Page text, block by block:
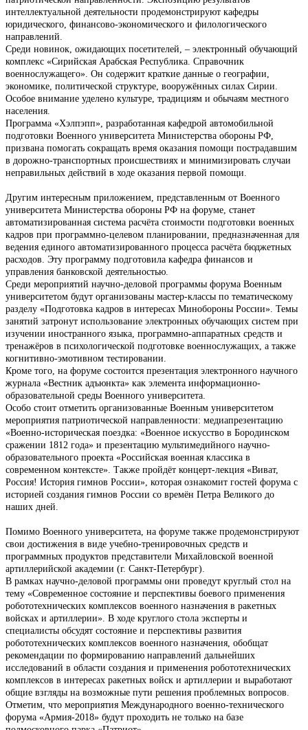
интеллектуальной деятельности продемонстрируют кафедры
юридического, финансово-экономического и филологического
направлений.
Среди новинок, ожидающих посетителей, – электронный обучающий
комплекс «Сирийская Арабская Республика. Справочник
военнослужащего». Он содержит краткие данные о географии,
экономике, политической структуре, вооружённых силах Сирии.
Особое внимание уделено культуре, традициям и обычаям местного
населения.
Программа «Хэлпэпп», разработанная кафедрой автомобильной
подготовки Военного университета Министерства обороны РФ,
призвана помогать сокращать время оказания помощи пострадавшим
в дорожно-транспортных происшествиях и минимизировать случаи
неправильных действий в ходе оказания первой помощи.
Другим интересным приложением, представленным от Военного
университета Министерства обороны РФ на форуме, станет
автоматизированная система расчёта стоимости подготовки военных
кадров при программно-целевом планировании, предназначенная для
ведения единого автоматизированного процесса расчёта бюджетных
расходов. Эту программу подготовила кафедра финансов и
управления банковской деятельностью.
Среди мероприятий научно-деловой программы форума Военным
университетом будут организованы мастер-классы по тематическому
разделу «Подготовка кадров в интересах Минобороны России». Темы
занятий затронут использование электронных обучающих систем при
изучении иностранного языка, программно-аппаратных средств и
тренажёров в психологической подготовке военнослужащих, а также
когнитивно-эмотивном тестировании.
Кроме того, на форуме состоится презентация электронного научного
журнала «Вестник адъюнкта» как элемента информационно-
образовательной среды Военного университета.
Особо стоит отметить организованные Военным университетом
мероприятия патриотической направленности: медиапрезентацию
«Военно-историческая поездка: «Военное искусство в Бородинском
сражении 1812 года» и презентацию мультимедийного научно-
образовательного проекта «Российская военная классика в
современном контексте». Также пройдёт концерт-лекция «Виват,
Россия! История гимнов России», которая ознакомит гостей форума с
историей создания гимнов России со времён Петра Великого до
наших дней.
Помимо Военного университета, на форуме также продемонстрируют
свои достижения в виде учебно-тренировочных средств и
программных продуктов представители Михайловской военной
артиллерийской академии (г. Санкт-Петербург).
В рамках научно-деловой программы они проведут круглый стол на
тему «Современное состояние и перспективы боевого применения
робототехнических комплексов военного назначения в ракетных
войсках и артиллерии». В ходе круг­лого стола эксперты и
специалисты обсудят состояние и перспективы развития
робототехнических комплексов военного назначения, обобщат
рекомендации по формированию направлений дальнейших
исследований в области создания и применения робототехнических
комплексов в интересах ракетных войск и артиллерии и выработают
общие взгляды на возможные пути решения проблемных вопросов.
Отметим, что мероприятия Международного военно-технического
форума «Армия-2018» будут проходить не только на базе